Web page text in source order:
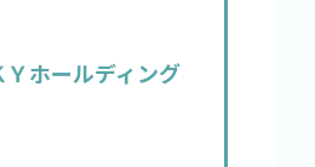
ホールディング